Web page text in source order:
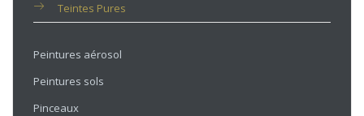
Teintes Pures
Peintures aérosol
Peintures sols
Pinceaux